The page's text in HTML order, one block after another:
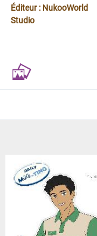
Éditeur : NukooWorld
Studio